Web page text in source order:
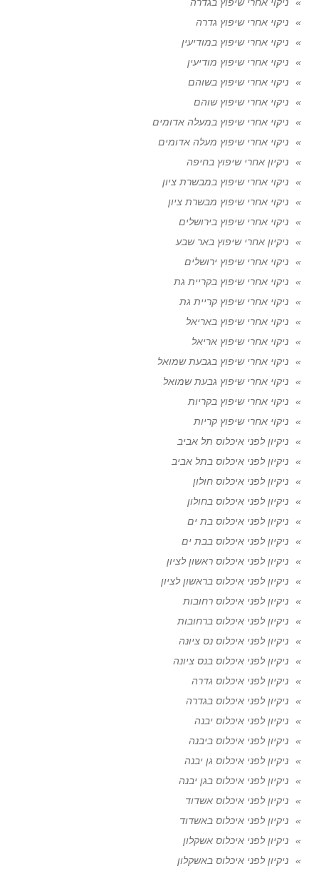
ניקוי אחרי שיפוץ גדרה
ניקוי אחרי שיפוץ במודיעין
ניקוי אחרי שיפוץ מודיעין
ניקוי אחרי שיפוץ בשוהם
ניקוי אחרי שיפוץ שוהם
ניקוי אחרי שיפוץ במעלה אדומים
ניקוי אחרי שיפוץ מעלה אדומים
ניקיון אחרי שיפוץ בחיפה
ניקוי אחרי שיפוץ במבשרת ציון
ניקוי אחרי שיפוץ מבשרת ציון
ניקוי אחרי שיפוץ בירושלים
ניקיון אחרי שיפוץ באר שבע
ניקוי אחרי שיפוץ ירושלים
ניקוי אחרי שיפוץ בקריית גת
ניקוי אחרי שיפוץ קריית גת
ניקוי אחרי שיפוץ באריאל
ניקוי אחרי שיפוץ אריאל
ניקוי אחרי שיפוץ בגבעת שמואל
ניקוי אחרי שיפוץ גבעת שמואל
ניקוי אחרי שיפוץ בקריות
ניקוי אחרי שיפוץ קריות
ניקיון לפני איכלוס תל אביב
ניקיון לפני איכלוס בתל אביב
ניקיון לפני איכלוס חולון
ניקיון לפני איכלוס בחולון
ניקיון לפני איכלוס בת ים
ניקיון לפני איכלוס בבת ים
ניקיון לפני איכלוס ראשון לציון
ניקיון לפני איכלוס בראשון לציון
ניקיון לפני איכלוס רחובות
ניקיון לפני איכלוס ברחובות
ניקיון לפני איכלוס נס ציונה
ניקיון לפני איכלוס בנס ציונה
ניקיון לפני איכלוס גדרה
ניקיון לפני איכלוס בגדרה
ניקיון לפני איכלוס יבנה
ניקיון לפני איכלוס ביבנה
ניקיון לפני איכלוס גן יבנה
ניקיון לפני איכלוס בגן יבנה
ניקיון לפני איכלוס אשדוד
ניקיון לפני איכלוס באשדוד
ניקיון לפני איכלוס אשקלון
ניקיון לפני איכלוס באשקלון